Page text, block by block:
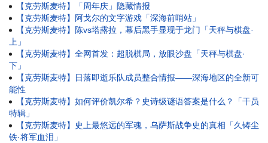
【克劳斯麦特】「周年庆」隐藏情报
【克劳斯麦特】阿戈尔的文字游戏「深海前哨站」
【克劳斯麦特】陈vs塔露拉，幕后黑手显现于龙门「天秤与棋盘·
上」
【克劳斯麦特】全网首发：超脱棋局，放眼沙盘「天秤与棋盘·
下」
【克劳斯麦特】日落即逝乐队成员整合情报——深海地区的全新可
能性
【克劳斯麦特】如何评价凯尔希？史诗级谜语答案是什么？「干员
特辑」
【克劳斯麦特】史上最悠远的军魂，乌萨斯战争史的真相「久铸尘
铁·将军血泪」